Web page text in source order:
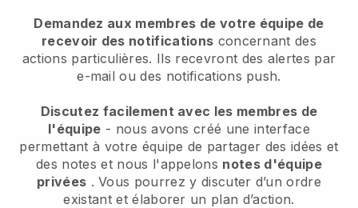
Demandez aux membres de votre équipe de
recevoir des notifications concernant des
actions particulières. Ils recevront des alertes par
e-mail ou des notifications push.
Discutez facilement avec les membres de
l'équipe - nous avons créé une interface
permettant à votre équipe de partager des idées et
des notes et nous l'appelons notes d'équipe
privées . Vous pourrez y discuter d’un ordre
existant et élaborer un plan d’action.